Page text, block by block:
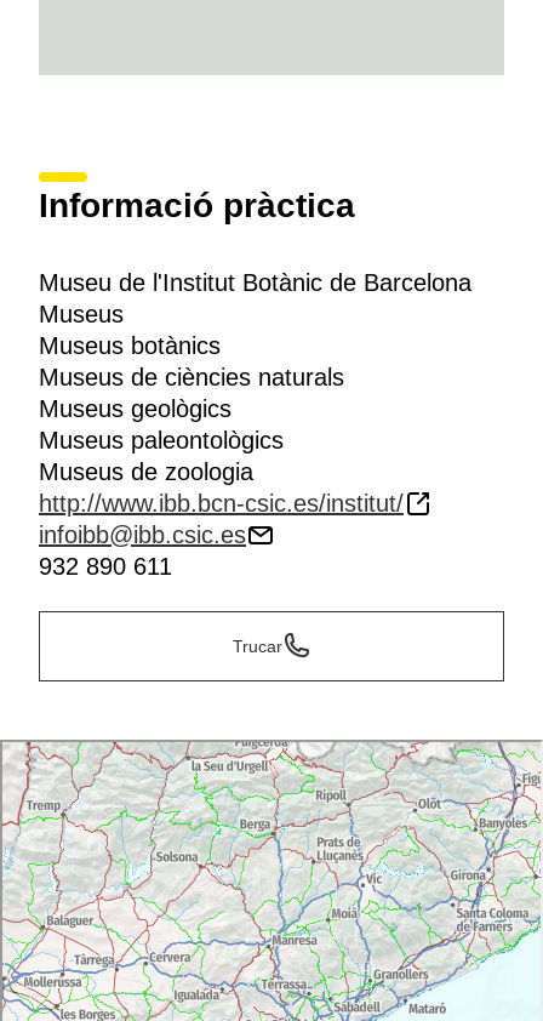
Informació pràctica
Museu de l'Institut Botànic de Barcelona
Museus
Museus botànics
Museus de ciències naturals
Museus geològics
Museus paleontològics
Museus de zoologia
http://www.ibb.bcn-csic.es/institut/
infoibb@ibb.csic.es
932 890 611
Trucar